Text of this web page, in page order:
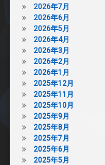
2026年7月
2026年6月
2026年5月
2026年4月
2026年3月
2026年2月
2026年1月
2025年12月
2025年11月
2025年10月
2025年9月
2025年8月
2025年7月
2025年6月
2025年5月